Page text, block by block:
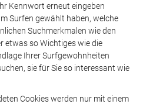
Kennwort erneut eingeben
Surfen gewählt haben, welche
Suchmerkmalen wie den
etwas so Wichtiges wie die
Ihrer Surfgewohnheiten
sie für Sie so interessant wie
Cookies werden nur mit einem